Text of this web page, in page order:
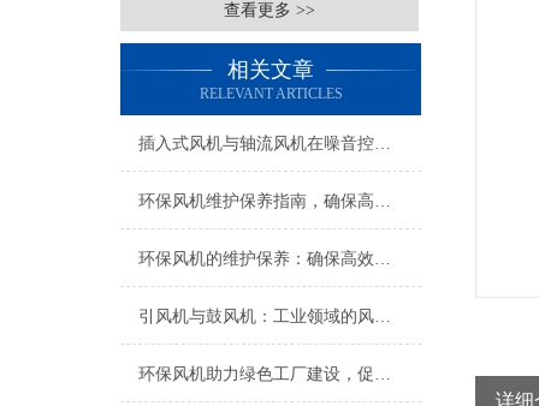
查看更多 >>
相关文章
RELEVANT ARTICLES
插入式风机与轴流风机在噪音控制上有何差异？
环保风机维护保养指南，确保高效稳定运行
环保风机的维护保养：确保高效运行的关键
引风机与鼓风机：工业领域的风动双子星
环保风机助力绿色工厂建设，促进节能减排
详细